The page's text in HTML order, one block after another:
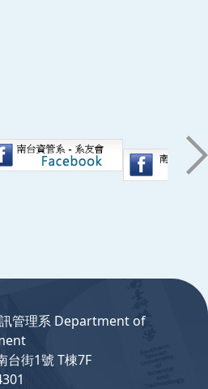
管理系 Department of
街1號 T棟7F